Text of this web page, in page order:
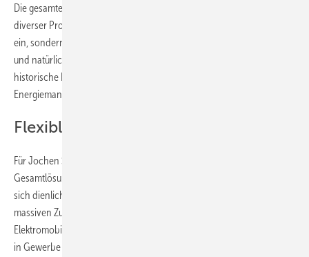
Die gesamte Optimierung wiederum erfolgt auf Basis verschiedener
diverser Prognosen. Hier fließt nicht nur der tatsächliche Verbrauch
ein, sondern auch die Prognose der Solarstromproduktion vor Ort
und natürlich die Preise am Spotmarkt. Diese Prognosen werden mit
historische Lastgangdaten abgeglichen. So erkennt das
Energiemanagement automatisch, ob Prognose auch plausibel ist.
Flexible Verbraucher nutzen
Für Jochen Schneider, Geschäftsführer von Coneva, sind solche
Gesamtlösungen der Weg in einen Markt für flexible Stromtarife, der
sich dienlich auf das Gesamtsystem auswirkt. „Wir sehen einen
massiven Zuwachs an lokaler Ladeinfrastruktur für die
Elektromobilität, aber auch an Batteriespeichern und Wärmepumpen
in Gewerbe und Industrie. Die Energieoptimierung vor Ort wird durch